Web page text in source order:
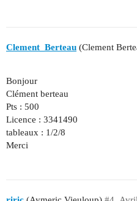
Clement_Berteau (Clement
Bonjour
Clément berteau
Pts : 500
Licence : 3341490
tableaux : 1/2/8
Merci